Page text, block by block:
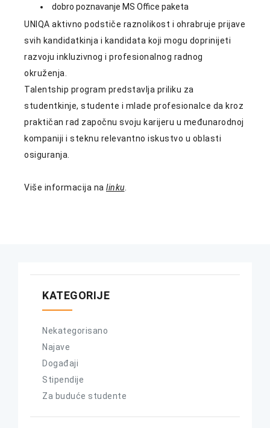
dobro poznavanje MS Office paketa
UNIQA aktivno podstiče raznolikost i ohrabruje prijave
svih kandidatkinja i kandidata koji mogu doprinijeti
razvoju inkluzivnog i profesionalnog radnog
okruženja.
Talentship program predstavlja priliku za
studentkinje, studente i mlade profesionalce da kroz
praktičan rad započnu svoju karijeru u međunarodnoj
kompaniji i steknu relevantno iskustvo u oblasti
osiguranja.
Više informacija na linku
KATEGORIJE
Nekategorisano
Najave
Događaji
Stipendije
Za buduće studente